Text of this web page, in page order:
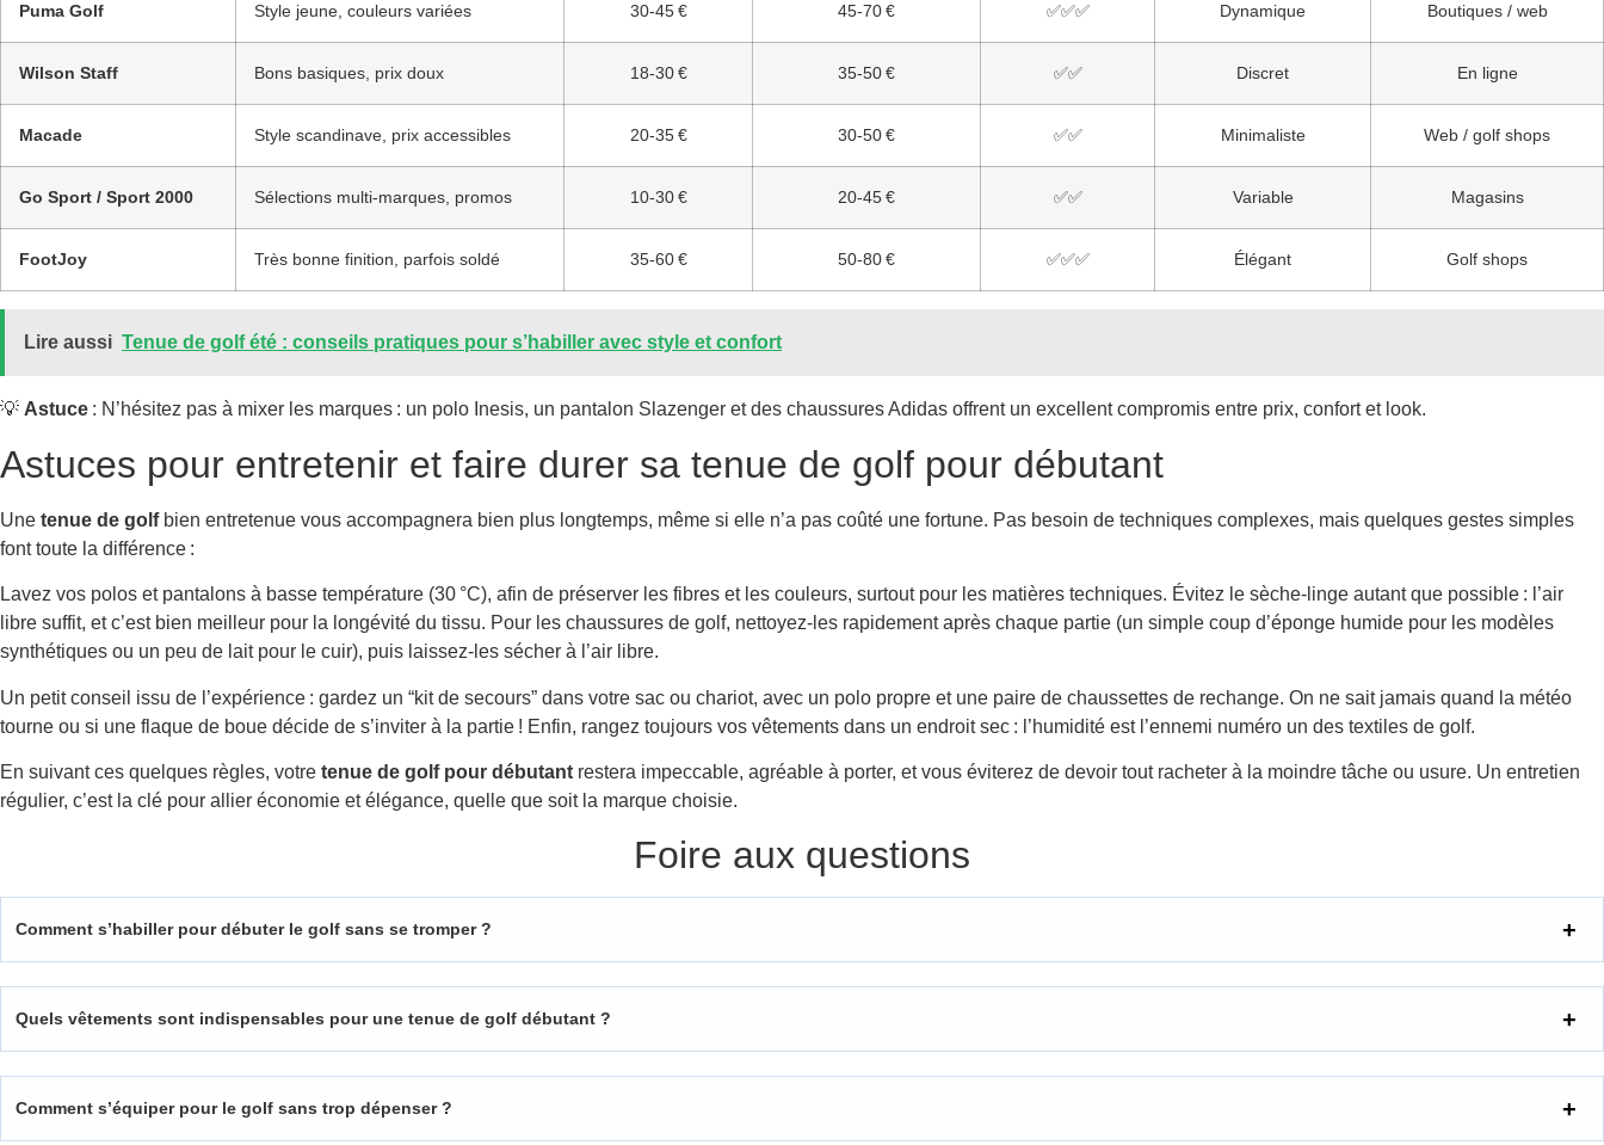
Puma Golf Style jeune, couleurs variées 30-45 € 45-70 € ✅✅✅ Dynamique Boutiques / web
Wilson Staff Bons basiques, prix doux 18-30 € 35-50 € ✅✅ Discret En ligne
Macade Style scandinave, prix accessibles 20-35 € 30-50 € ✅✅ Minimaliste Web / golf shops
Go Sport / Sport 2000 Sélections multi-marques, promos 10-30 € 20-45 € ✅✅ Variable Magasins
FootJoy Très bonne finition, parfois soldé 35-60 € 50-80 € ✅✅✅ Élégant Golf shops
Lire aussi Tenue de golf été : conseils pratiques pour s’habiller avec style et confort
💡 Astuce : N’hésitez pas à mixer les marques : un polo Inesis, un pantalon Slazenger et des chaussures Adidas offrent un excellent compromis entre prix, confort et look.
Astuces pour entretenir et faire durer sa tenue de golf pour débutant
Une tenue de golfbien entretenue vous accompagnera bien plus longtemps, même si elle n’a pas coûté une fortune. Pas besoin de techniques complexes, mais quelques gestes simples
font toute la différence :
Lavez vos polos et pantalons à basse température (30 °C), afin de préserver les fibres et les couleurs, surtout pour les matières techniques. Évitez le sèche-linge autant que possible : l’air
libre suffit, et c’est bien meilleur pour la longévité du tissu. Pour les chaussures de golf, nettoyez-les rapidement après chaque partie (un simple coup d’éponge humide pour les modèles
synthétiques ou un peu de lait pour le cuir), puis laissez-les sécher à l’air libre.
Un petit conseil issu de l’expérience : gardez un “kit de secours” dans votre sac ou chariot, avec un polo propre et une paire de chaussettes de rechange. On ne sait jamais quand la météo
tourne ou si une flaque de boue décide de s’inviter à la partie ! Enfin, rangez toujours vos vêtements dans un endroit sec : l’humidité est l’ennemi numéro un des textiles de golf.
En suivant ces quelques règles, votre tenue de golf pour débutant restera impeccable, agréable à porter, et vous éviterez de devoir tout racheter à la moindre tâche ou usure. Un entretien
régulier, c’est la clé pour allier économie et élégance, quelle que soit la marque choisie.
Foire aux questions
Comment s’habiller pour débuter le golf sans se tromper ?
Quels vêtements sont indispensables pour une tenue de golf débutant ?
Comment s’équiper pour le golf sans trop dépenser ?